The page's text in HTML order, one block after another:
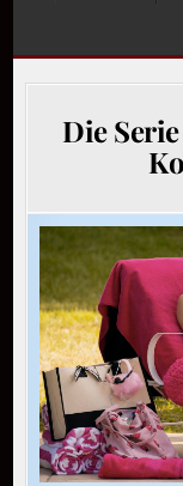
Die